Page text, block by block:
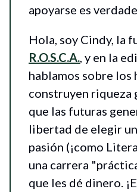
apoyarse es
Hola, soy Cindy, la
R.O.S.C.A., y en la
hablamos sobre los
construyen riqueza
que las futuras
libertad de elegir
pasión (¡como
una carrera
que les dé dinero.